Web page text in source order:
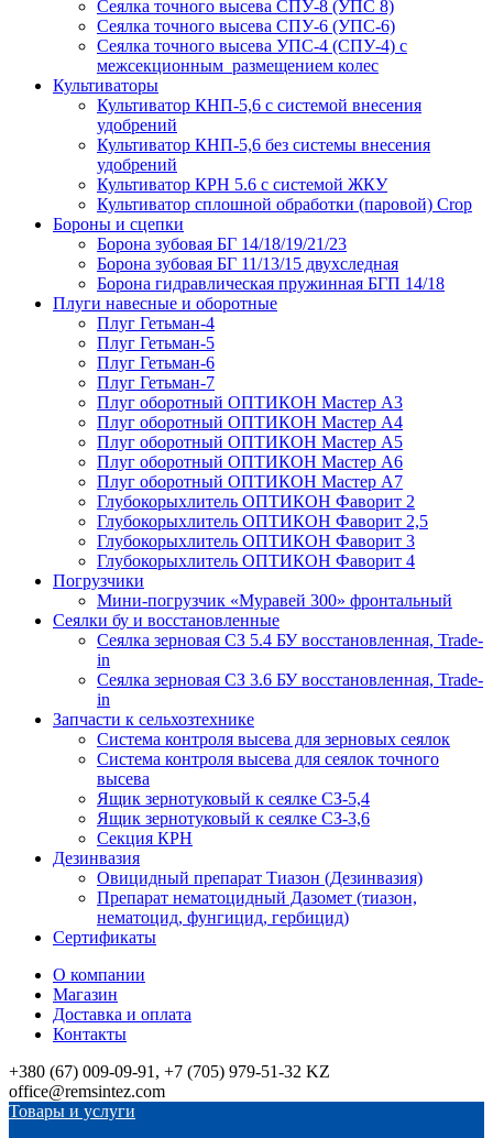
Сеялка точного высева СПУ-8 (УПС 8)
Сеялка точного высева СПУ-6 (УПС-6)
Сеялка точного высева УПС-4 (СПУ-4) с
межсекционным размещением колес
Культиваторы
Культиватор КНП-5,6 с системой внесения
удобрений
Культиватор КНП-5,6 без системы внесения
удобрений
Культиватор КРН 5.6 с системой ЖКУ
Культиватор сплошной обработки (паровой) Crop
Бороны и сцепки
Борона зубовая БГ 14/18/19/21/23
Борона зубовая БГ 11/13/15 двухследная
Борона гидравлическая пружинная БГП 14/18
Плуги навесные и оборотные
Плуг Гетьман-4
Плуг Гетьман-5
Плуг Гетьман-6
Плуг Гетьман-7
Плуг оборотный ОПТИКОН Мастер А3
Плуг оборотный ОПТИКОН Мастер А4
Плуг оборотный ОПТИКОН Мастер А5
Плуг оборотный ОПТИКОН Мастер А6
Плуг оборотный ОПТИКОН Мастер А7
Глубокорыхлитель ОПТИКОН Фаворит 2
Глубокорыхлитель ОПТИКОН Фаворит 2,5
Глубокорыхлитель ОПТИКОН Фаворит 3
Глубокорыхлитель ОПТИКОН Фаворит 4
Погрузчики
Мини-погрузчик «Муравей 300» фронтальный
Сеялки бу и восстановленные
Сеялка зерновая СЗ 5.4 БУ восстановленная, Trade-
in
Сеялка зерновая СЗ 3.6 БУ восстановленная, Trade-
in
Запчасти к сельхозтехнике
Система контроля высева для зерновых сеялок
Система контроля высева для сеялок точного
высева
Ящик зернотуковый к сеялке СЗ-5,4
Ящик зернотуковый к сеялке СЗ-3,6
Секция КРН
Дезинвазия
Овицидный препарат Тиазон (Дезинвазия)
Препарат нематоцидный Дазомет (тиазон,
нематоцид, фунгицид, гербицид)
Сертификаты
О компании
Магазин
Доставка и оплата
Контакты
+380 (67) 009-09-91, +7 (705) 979-51-32 KZ
office@remsintez.com
Товары и услуги